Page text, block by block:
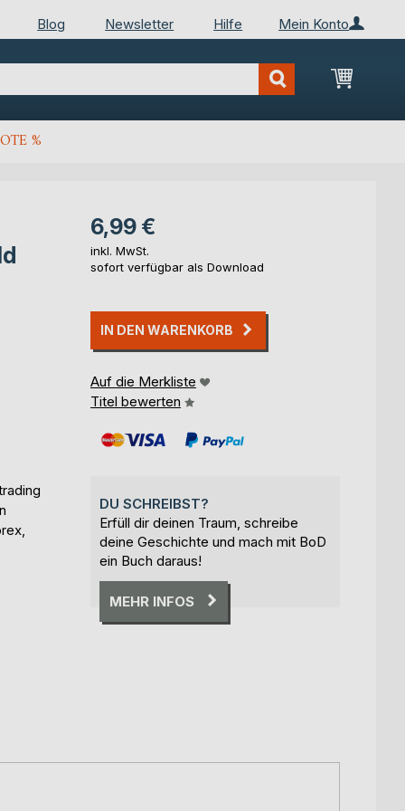
Mein Konto
Blog Newsletter Hilfe
Mein
%
6,99 €
inkl. MwSt.
sofort verfügbar als Download
IN DEN WARENKORB
Auf die Merkliste
Titel bewerten
DU SCHREIBST?
Erfüll dir deinen Traum, schreibe
deine Geschichte und mach mit BoD
ein Buch daraus!
MEHR INFOS